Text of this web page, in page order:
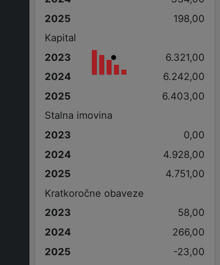
198,00
Kapital
6.321,00
6.242,00
6.403,00
Stalna imovina
0,00
4.928,00
4.751,00
Kratkoročne obaveze
58,00
266,00
-23,00